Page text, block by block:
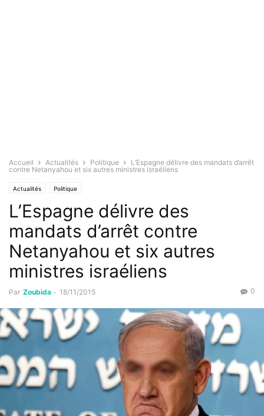
Accueil Actualités Politique
L’Espagne délivre des mandats d’arrêt
contre Netanyahou et six autres ministres israéliens
Actualités Politique
L’Espagne délivre des
mandats d’arrêt contre
Netanyahou et six autres
ministres israéliens
Par Zoubida - 18/11/2015 0